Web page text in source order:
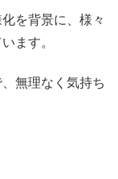
を背景に、様々
ます。
無理なく気持ち